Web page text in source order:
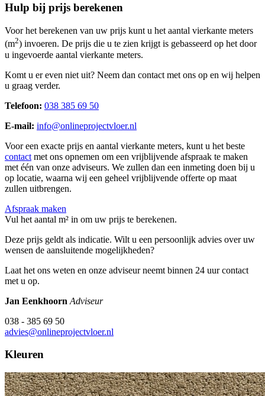
Hulp bij prijs berekenen
Voor het berekenen van uw prijs kunt u het aantal vierkante meters
(m2) invoeren. De prijs die u te zien krijgt is gebasseerd op het door
u ingevoerde aantal vierkante meters.
Komt u er even niet uit? Neem dan contact met ons op en wij helpen
u graag verder.
Telefoon: 038 385 69 50
E-mail: info@onlineprojectvloer.nl
Voor een exacte prijs en aantal vierkante meters, kunt u het beste
contact met ons opnemen om een vrijblijvende afspraak te maken
met één van onze adviseurs. We zullen dan een inmeting doen bij u
op locatie, waarna wij een geheel vrijblijvende offerte op maat
zullen uitbrengen.
Afspraak maken
Vul het aantal m² in om uw prijs te berekenen.
Deze prijs geldt als indicatie. Wilt u een persoonlijk advies over uw
wensen de aansluitende mogelijkheden?
Laat het ons weten en onze adviseur neemt binnen 24 uur contact
met u op.
Jan Eenkhoorn Adviseur
038 - 385 69 50
advies@onlineprojectvloer.nl
Kleuren